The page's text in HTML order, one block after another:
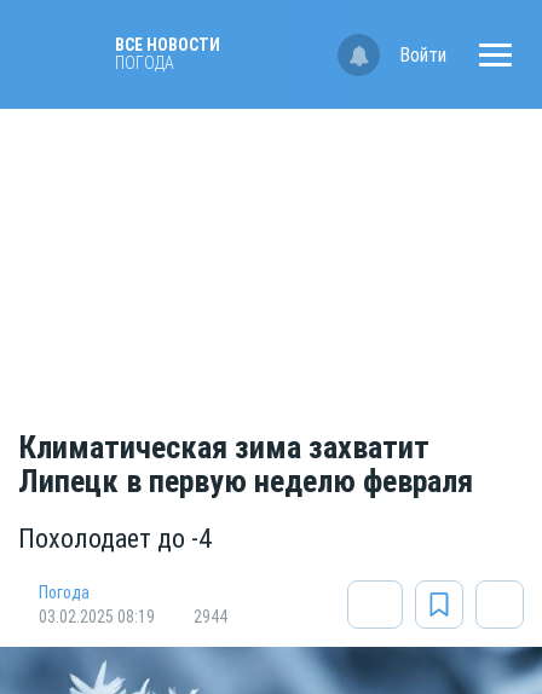
ВСЕ НОВОСТИ
ПОГОДА
Войти
Климатическая зима захватит
Липецк в первую неделю февраля
Похолодает до -4
Погода
03.02.2025 08:19
2944